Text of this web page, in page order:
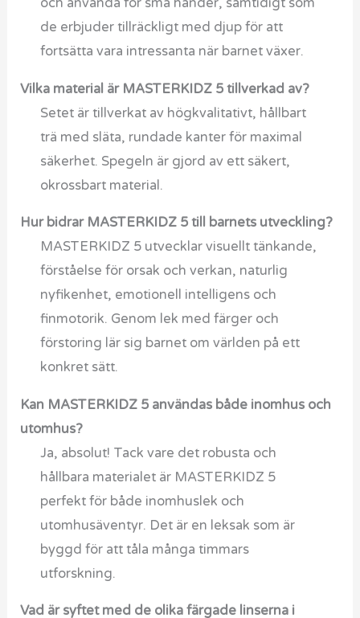
och använda för små händer, samtidigt som
de erbjuder tillräckligt med djup för att
fortsätta vara intressanta när barnet växer.
Vilka material är MASTERKIDZ 5 tillverkad av?
Setet är tillverkat av högkvalitativt, hållbart
trä med släta, rundade kanter för maximal
säkerhet. Spegeln är gjord av ett säkert,
okrossbart material.
Hur bidrar MASTERKIDZ 5 till barnets utveckling?
MASTERKIDZ 5 utvecklar visuellt tänkande,
förståelse för orsak och verkan, naturlig
nyfikenhet, emotionell intelligens och
finmotorik. Genom lek med färger och
förstoring lär sig barnet om världen på ett
konkret sätt.
Kan MASTERKIDZ 5 användas både inomhus och
utomhus?
Ja, absolut! Tack vare det robusta och
hållbara materialet är MASTERKIDZ 5
perfekt för både inomhuslek och
utomhusäventyr. Det är en leksak som är
byggd för att tåla många timmars
utforskning.
Vad är syftet med de olika färgade linserna i